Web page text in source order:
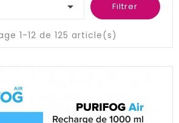
 Filtrer
1-12 de 125 article(s)